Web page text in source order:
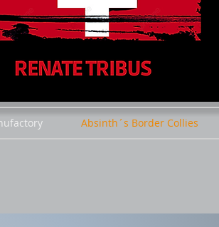
Absinth´s Border Collies